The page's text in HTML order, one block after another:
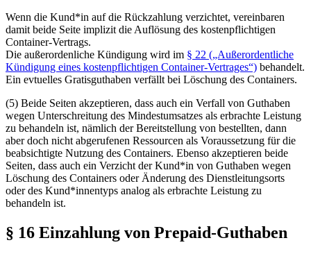
Wenn die Kund*in auf die Rückzahlung verzichtet, vereinbaren
damit beide Seite implizit die Auflösung des kostenpflichtigen
Container-Vertrags.
Die außerordenliche Kündigung wird im § 22 („Außerordentliche
Kündigung eines kostenpflichtigen Container-Vertrages“) behandelt.
Ein evtuelles Gratisguthaben verfällt bei Löschung des Containers.
(5) Beide Seiten akzeptieren, dass auch ein Verfall von Guthaben
wegen Unterschreitung des Mindestumsatzes als erbrachte Leistung
zu behandeln ist, nämlich der Bereitstellung von bestellten, dann
aber doch nicht abgerufenen Ressourcen als Voraussetzung für die
beabsichtigte Nutzung des Containers. Ebenso akzeptieren beide
Seiten, dass auch ein Verzicht der Kund*in von Guthaben wegen
Löschung des Containers oder Änderung des Dienstleitungsorts
oder des Kund*innentyps analog als erbrachte Leistung zu
behandeln ist.
§ 16 Einzahlung von Prepaid-Guthaben